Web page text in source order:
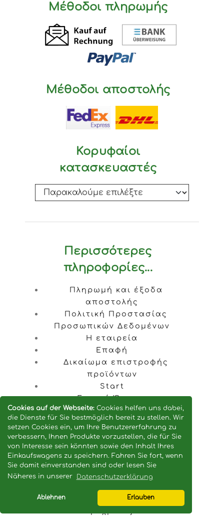
Cookies auf der Webseite:Cookies helfen uns dabei,
die Dienste für Sie bestmöglich bereit zu stellen. Wir
setzen Cookies ein, um Ihre Benutzererfahrung zu
verbessern, Ihnen Produkte vorzustellen, die für Sie
von Interesse sein könnten sowie den Inhalt Ihres
Einkaufswagens zu speichern. Fahren Sie fort, wenn
Sie damit einverstanden sind oder lesen Sie
Näheres in unserer
Datenschutzerklärung
Ablehnen Erlauben
Μέθοδοι πληρωμής
Μέθοδοι αποστολής
Κορυφαίοι
κατασκευαστές
Περισσότερες
πληροφορίες...
Πληρωμή και έξοδα
αποστολής
Πολιτική Προστασίας
Προσωπικών Δεδομένων
Η εταιρεία
Επαφή
Δικαίωμα επιστροφής
προϊόντων
Start
Γενικοί Όροι και
Προϋποθέσεις με
πληροφορίες πελατών
Vertrag widerrufen
Πληροφορίες
Διακοπές εταιρίας από τις